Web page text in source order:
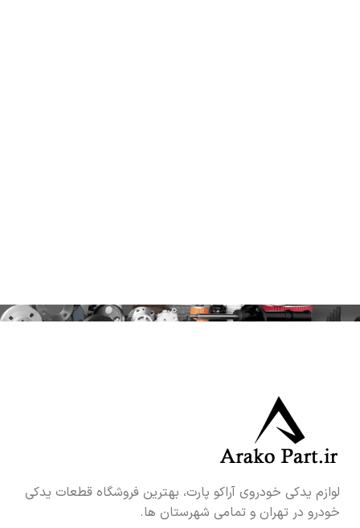
لوازم یدکی خودروی آراکو پارت، بهترین فروشگاه قطعات یدکی
خودرو در تهران و تمامی شهرستان ها.